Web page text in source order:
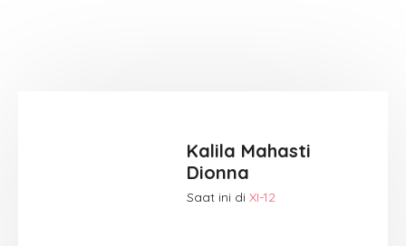
Kalila Mahasti
Dionna
Saat ini di XI-12